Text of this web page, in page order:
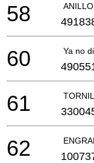
58
Ya no
60
61
62